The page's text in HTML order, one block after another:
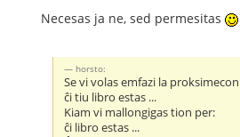
Necesas ja ne, sed permesitas
horsto:
Se vi volas emfazi la
ĉi tiu libro estas ...
Kiam vi mallongigas tion per:
ĉi libro estas ...